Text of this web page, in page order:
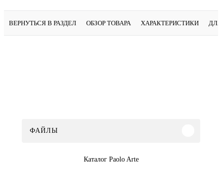
ВЕРНУТЬСЯ В РАЗДЕЛ ОБЗОР ТОВАРА ХАРАКТЕРИСТИКИ
ФАЙЛЫ
Каталог Paolo Arte